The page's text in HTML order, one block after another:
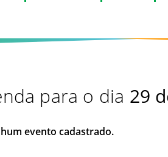
para o dia 29
evento cadastrado.